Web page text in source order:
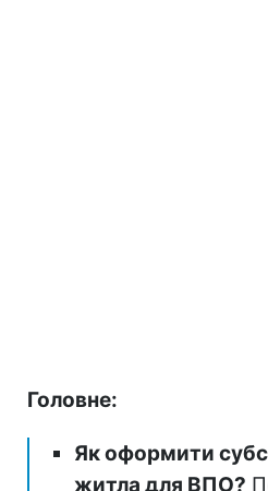
Головне:
Як оформити
житла для ВПО?